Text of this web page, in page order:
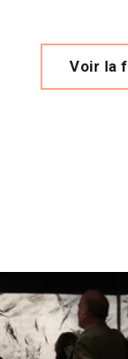
Voir la